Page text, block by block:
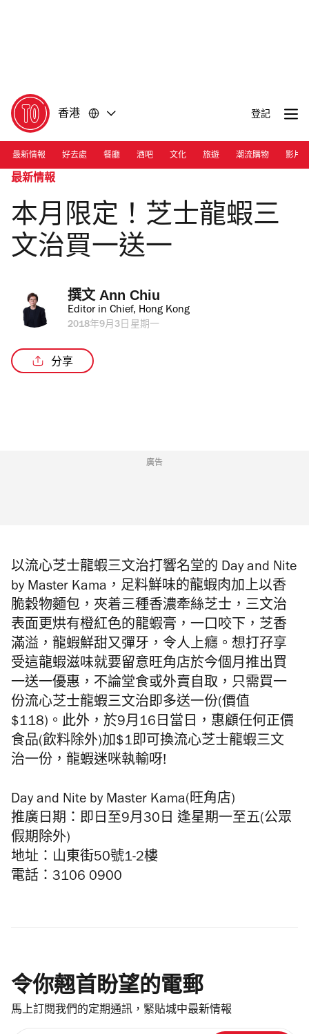
香港 登記
最新情報 好去處 餐廳 酒吧 文化 旅遊 潮流購物 影片
最新情報
本月限定！芝士龍蝦三
文治買一送一
撰文 Ann Chiu
Editor in Chief, Hong Kong
2018年9月3日星期一
分享
廣告
以流心芝士龍蝦三文治打響名堂的 Day and Nite
by Master Kama ， 足料鮮味的龍蝦肉加上以香
脆穀物麵包，夾着三種香濃牽絲芝士，三文治
表面更烘有橙紅色的龍蝦膏，一口咬下，芝香
滿溢，龍蝦鮮甜又彈牙，令人上癮。想打孖享
受這龍蝦滋味就要留意旺角店於今個月推出買
一送一優惠，不論堂食或外賣自取，只需買一
份流心芝士龍蝦三文治即多送一份(價值
$118)。此外，於9月16日當日，惠顧任何正價
食品(飲料除外)加$1即可換流心芝士龍蝦三文
治一份，龍蝦迷咪執輸呀!
Day and Nite by Master Kama(旺角店)
推廣日期：即日至9月30日 逢星期一至五(公眾
假期除外)
地址：山東街50號1-2樓
電話：3106 0900
令你翹首盼望的電郵
馬上訂閱我們的定期通訊，緊貼城中最新情報